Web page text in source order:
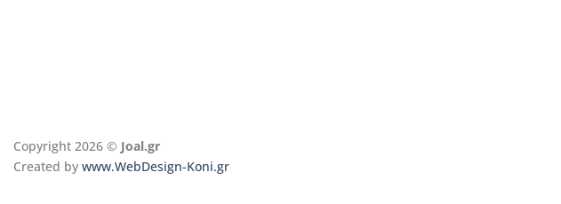
Copyright 2026 © Joal.gr
Created by www.WebDesign-Koni.gr